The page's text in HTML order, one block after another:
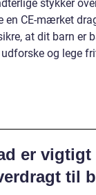
stykker
en CE-mærket
at dit barn er
og lege
er vigtigt
til